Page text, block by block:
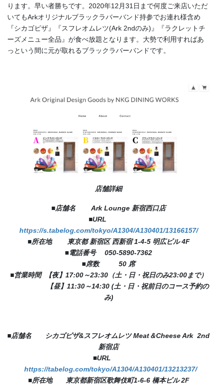
ります。早い者勝ちです。2020年12月31日まで何度ご来店いただ
いてもArkオリジナルブラックラバーバンド持参でお連れ様含め
『シカゴピザ』『スフレオムレツ(Ark 2ndのみ)』『ラクレットチ
ーズメニュー全品』が食べ放題となります。大勢で利用すればあ
っという間に元が取れるブラックラバーバンドです。
店舗詳細
■店舗名 Ark Lounge 新宿西口店
■URL
https://s.tabelog.com/tokyo/A1304/A130401/13166157/
■所在地 東京都 新宿区 西新宿 1-4-5 明広ビル 4F
■電話番号 050-5890-7362
■席数 50 席
■営業時間 【夜】17:00～23:30（土・日・祝日のみ23:00まで）
【昼】11:30～14:30 (土・日・祝前日のコース予約の
み)
■店舗名 シカゴピザ&スフレオムレツ Meat＆Cheese Ark 2nd
新宿店
■URL
https://tabelog.com/tokyo/A1304/A130401/13213237/
■所在地 東京都新宿区歌舞伎町1-6-6 橋本ビル 2F